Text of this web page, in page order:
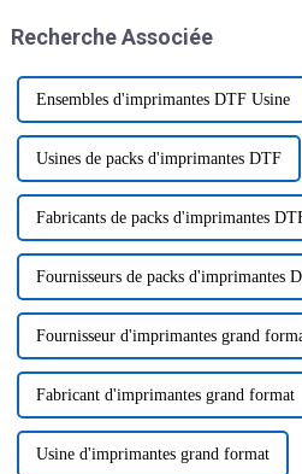
Recherche Associée
Ensembles d'imprimantes DTF Usine
Usines de packs d'imprimantes DTF
Fabricants de packs d'imprimantes
Fournisseurs de packs d'imprimantes
Fournisseur d'imprimantes grand
Fabricant d'imprimantes grand format
Usine d'imprimantes grand format